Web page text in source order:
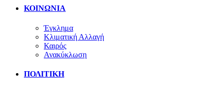
ΚΟΙΝΩΝΙΑ
Έγκλημα
Κλιματική Αλλαγή
Καιρός
Ανακύκλωση
ΠΟΛΙΤΙΚΗ